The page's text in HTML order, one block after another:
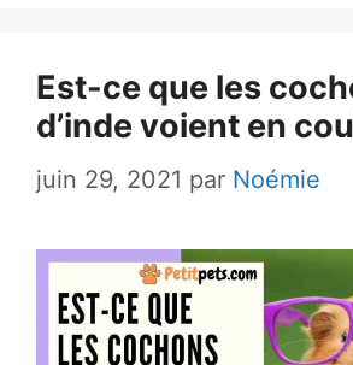
Est-ce que les
d’inde voient en
juin 29, 2021 par Noémie